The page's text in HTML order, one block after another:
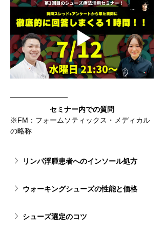
セミナー内での質問
※FM：フォームソティックス・メディカル
の略称
リンパ浮腫患者へのインソール処方
ウォーキングシューズの性能と価格
シューズ選定のコツ